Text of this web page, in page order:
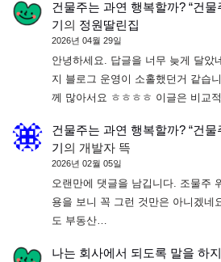
건물주는 과연 행복할까? “건
기의 정원딸린집
2026년 04월 29일
안녕하세요. 답글을 너무 늦게 달았
지 블로그 운영이 소홀했던거 같습
께 많아서요 ㅎㅎㅎㅎ 이글은 비교
건물주는 과연 행복할까? “건
기의 개발자 뜩
2026년 02월 05일
오랜만에 댓글을 남깁니다. 조물주
용을 보니 꼭 그런 것만은 아니겠네
도 부동산…
나는 회사에서 되도록 말을 하